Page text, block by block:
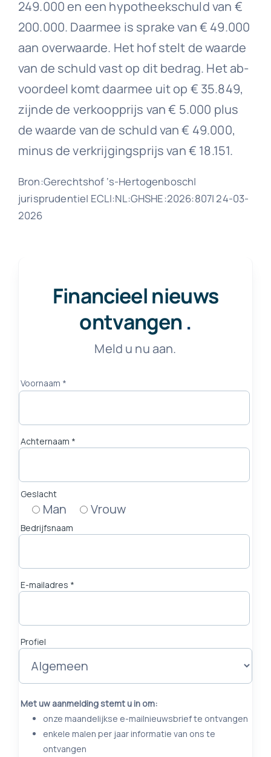
249.000 en een hypotheekschuld van €
200.000. Daarmee is sprake van € 49.000
aan overwaarde. Het hof stelt de waarde
van de schuld vast op dit bedrag. Het ab-
voordeel komt daarmee uit op € 35.849,
zijnde de verkoopprijs van € 5.000 plus
de waarde van de schuld van € 49.000,
minus de verkrijgingsprijs van € 18.151.
Bron:Gerechtshof ‘s-Hertogenbosch|
jurisprudentie| ECLI:NL:GHSHE:2026:807| 24-03-
2026
Financieel nieuws
ontvangen .
Meld u nu aan.